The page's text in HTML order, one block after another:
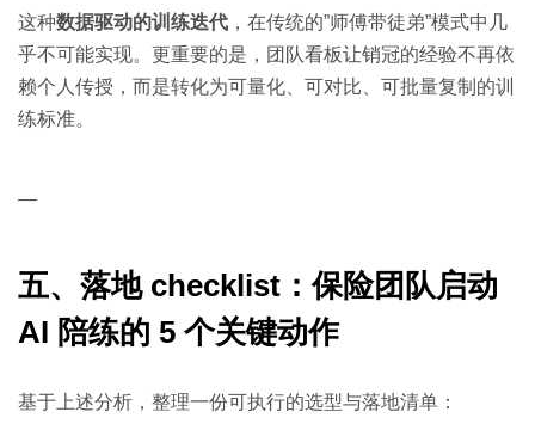
这种数据驱动的训练迭代 ，在传统的”师傅带徒弟”模式中几
乎不可能实现。更重要的是，团队看板让销冠的经验不再依
赖个人传授，而是转化为可量化、可对比、可批量复制的训
练标准。
—
五、落地 checklist：保险团队启动
AI 陪练的 5 个关键动作
基于上述分析，整理一份可执行的选型与落地清单：